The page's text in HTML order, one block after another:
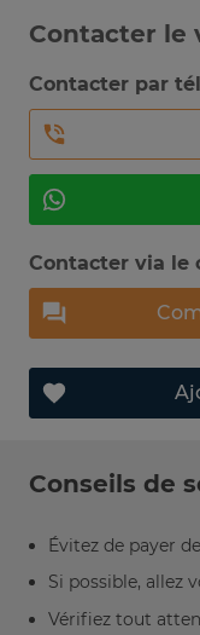
Contacter le
Contacter par
Contacter via le
Conseils de
Évitez de payer
Si possible, allez
Vérifiez tout